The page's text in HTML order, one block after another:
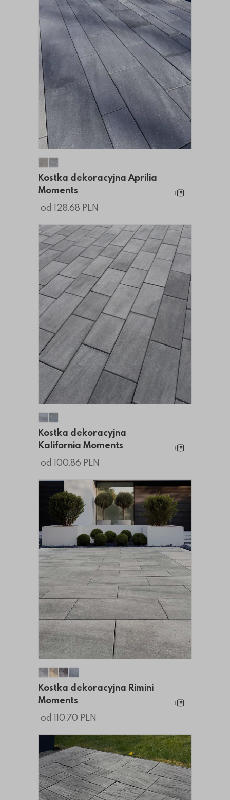
Kostka dekoracyjna Aprilia Moments
Kostka dekoracyjna Aprilia Moments
Kostka dekoracyjna Aprilia
Moments
od 128.68 PLN
Dodaj do
Kostka dekoracyjna Kalifornia Moments
Kostka dekoracyjna Kalifornia Moments
Kostka dekoracyjna
Kalifornia Moments
od 100.86 PLN
Dodaj do
Kostka dekoracyjna Rimini Moments
Kostka dekoracyjna Rimini Moments
Kostka dekoracyjna Rimini Moments
Kostka dekoracyjna Rimini Moments
Kostka dekoracyjna Rimini
Moments
od 110.70 PLN
Dodaj do